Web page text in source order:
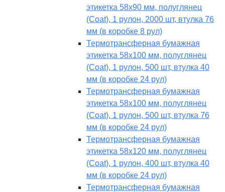
этикетка 58х90 мм, полуглянец
(Coat), 1 рулон, 2000 шт, втулка 76
мм (в коробке 8 рул)
Термотрансферная бумажная
этикетка 58х100 мм, полуглянец
(Coat), 1 рулон, 500 шт, втулка 40
мм (в коробке 24 рул)
Термотрансферная бумажная
этикетка 58х100 мм, полуглянец
(Coat), 1 рулон, 500 шт, втулка 76
мм (в коробке 24 рул)
Термотрансферная бумажная
этикетка 58х120 мм, полуглянец
(Coat), 1 рулон, 400 шт, втулка 40
мм (в коробке 24 рул)
Термотрансферная бумажная